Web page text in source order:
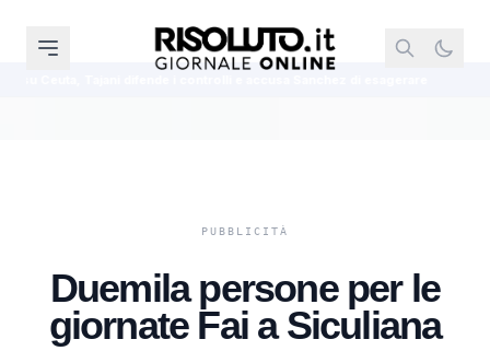
Duemila persone per le
giornate Fai a Siculiana